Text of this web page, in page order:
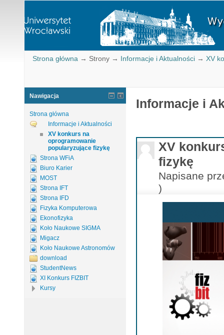
Strona główna → Strony → Informacje i Aktualności → XV
Informacje i
XV
fizykę
Napisane
)
Nawigacja
Strona główna
Informacje i Aktualności
XV konkurs na
oprogramowanie
popularyzujące fizykę
Strona WFiA
Biuro Karier
MOST
Strona IFT
Strona IFD
Fizyka Komputerowa
Ekonofizyka
Koło Naukowe SIGMA
Migacz
Koło Naukowe Astronomów
download
StudentNews
XI Konkurs FIZBIT
Kursy